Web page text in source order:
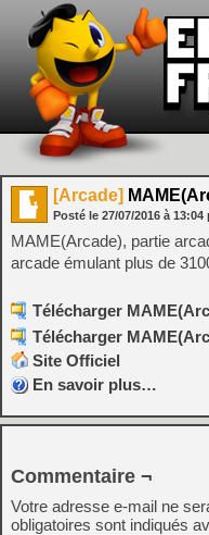
[Arcade]
Posté le 27/07/2016 à 13:04
MAME(Arcade), partie
arcade émulant plus de
Télécharger
Télécharger
Site Officiel
En savoir plus…
Commentaire ¬
Votre adresse e-mail ne
obligatoires sont indiqués